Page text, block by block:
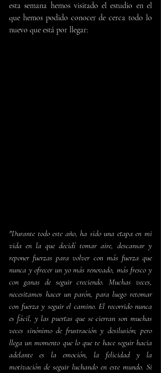
esta semana hemos visitado el estudio en el
que hemos podido conocer de cerca todo lo
nuevo que está por llegar:
"Durante todo este año, ha sido una etapa en mi
vida en la que decidí tomar aire, descansar y
reponer fuerzas para volver con más fuerza que
nunca y ofrecer un yo más renovado, más fresco y
con ganas de seguir creciendo. Muchas veces,
necesitamos hacer un parón, para luego retomar
con fuerza y seguir el camino. El recorrido nunca
es fácil, y las puertas que se cierran son muchas
veces sinónimo de frustración y desilusión; pero
llega un momento que lo que te hace seguir hacia
adelante es la emoción, la felicidad y la
motivación de seguir luchando en este mundo. Si